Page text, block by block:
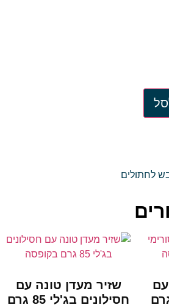
לחתולים
בג'לי 85 גרם
שזיר מעדן טונה עם
חסילונים בג'לי 85 גרם